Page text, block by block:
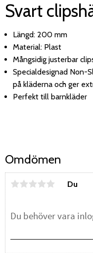
Svart
Längd: 200 mm
Material: Plast
Mångsidig justerbar
Specialdesignad Non-
på kläderna och ger
Perfekt till barnkläder
Omdömen
Du